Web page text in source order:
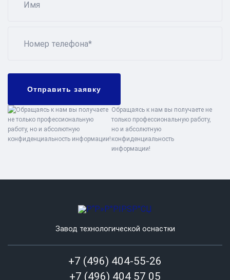
Отправить заявку
Обращаясь к нам вы получаете не
только профессиональную работу,
но и абсолютную
конфиденциальность
информации!
Завод технологической оснастки
+7 (496) 404-55-26
+7 (496) 404 57 05